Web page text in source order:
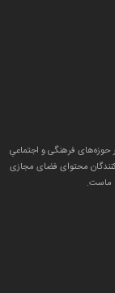
حوزه‌های فرهنگی و اجتماعیِ
محتوای فضای مجازی
ماست.